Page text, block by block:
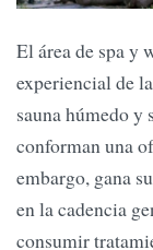
El área de spa y
experiencial de
sauna húmedo y
conforman una
embargo, gana
en la cadencia
consumir